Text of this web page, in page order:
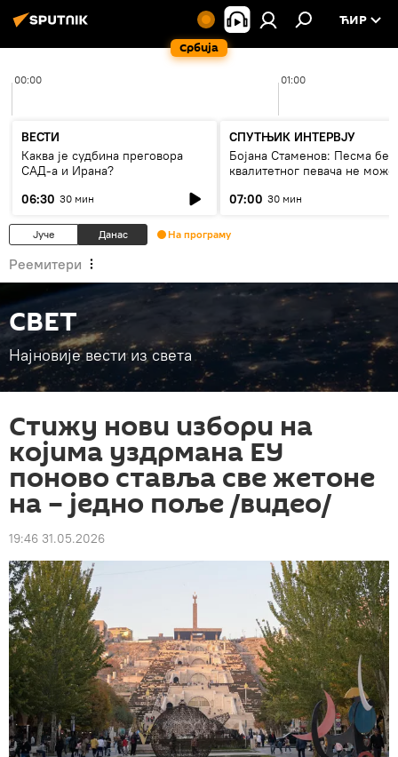
Србија
ЋИР
00:00 01:00
ВЕСТИ
Каква је судбина преговора
САД-а и Ирана?
06:30 30 мин
СПУТЊИК ИНТЕРВЈУ
Бојана Стаменов: Песма без
квалитетног певача не може
07:00 30 мин
Јуче Данас На програму
Реемитери
СВЕТ
Најновије вести из света
Стижу нови избори на
којима уздрмана ЕУ
поново ставља све жетоне
на – једно поље /видео/
19:46 31.05.2026